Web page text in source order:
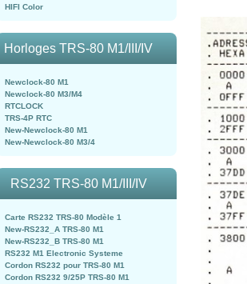
HIFI Color
Horloges TRS-80 M1/III/IV
Newclock-80 M1
Newclock-80 M3/M4
RTCLOCK
TRS-4P RTC
New-Newclock-80 M1
New-Newclock-80 M3/4
RS232 TRS-80 M1/III/IV
Carte RS232 TRS-80 Modèle 1
New-RS232_A TRS-80 M1
New-RS232_B TRS-80 M1
RS232 M1 Electronic Systeme
Cordon RS232 pour TRS-80 M1
Cordon RS232 9/25P TRS-80 M1